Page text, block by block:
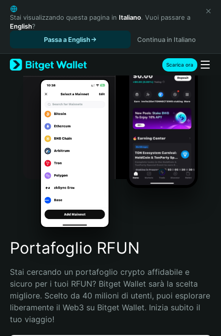
English
日本語
Tiếng Việt
Español (Latinoamérica)
Türkçe
Italiano
Português (Portugal)
Bahasa Indonesia
Português (Brasil)
Español (Argentina)
Stai visualizzando questa pagina in Italiano. Vuoi passare a
English?
Passa a English
Continua in Italiano
Scarica ora
Portafoglio RFUN
Stai cercando un portafoglio crypto affidabile e
sicuro per i tuoi RFUN? Bitget Wallet sarà la scelta
migliore. Scelto da 40 milioni di utenti, puoi esplorare
liberamente il Web3 su Bitget Wallet. Inizia subito il
tuo viaggio!